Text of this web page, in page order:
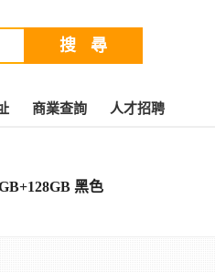
商業查詢 人才招聘
黑色